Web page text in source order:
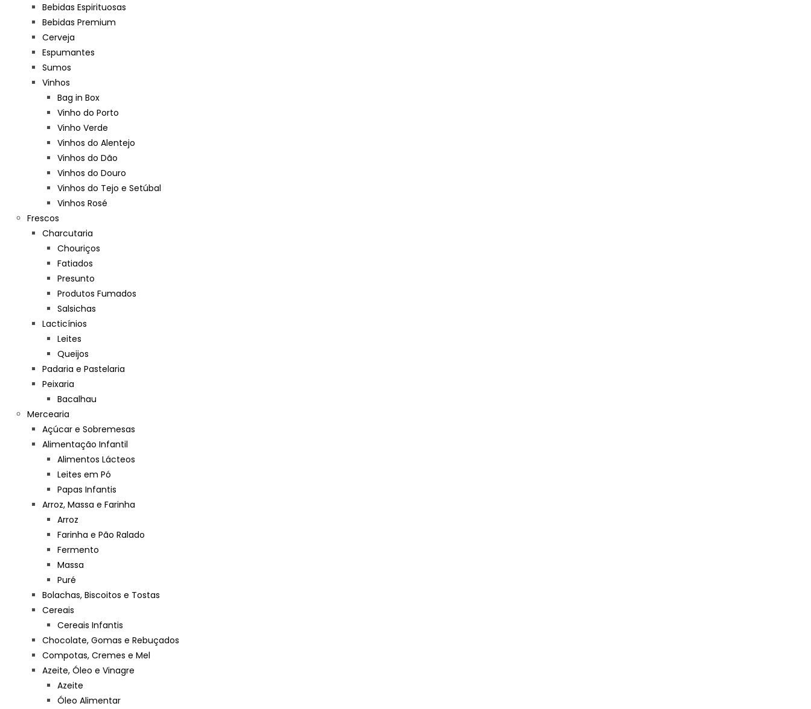
Bebidas Espirituosas
Bebidas Premium
Cerveja
Espumantes
Sumos
Vinhos
Bag in Box
Vinho do Porto
Vinho Verde
Vinhos do Alentejo
Vinhos do Dão
Vinhos do Douro
Vinhos do Tejo e Setúbal
Vinhos Rosé
Frescos
Charcutaria
Chouriços
Fatiados
Presunto
Produtos Fumados
Salsichas
Lacticínios
Leites
Queijos
Padaria e Pastelaria
Peixaria
Bacalhau
Mercearia
Açúcar e Sobremesas
Alimentação Infantil
Alimentos Lácteos
Leites em Pó
Papas Infantis
Arroz, Massa e Farinha
Arroz
Farinha e Pão Ralado
Fermento
Massa
Puré
Bolachas, Biscoitos e Tostas
Cereais
Cereais Infantis
Chocolate, Gomas e Rebuçados
Compotas, Cremes e Mel
Azeite, Óleo e Vinagre
Azeite
Óleo Alimentar